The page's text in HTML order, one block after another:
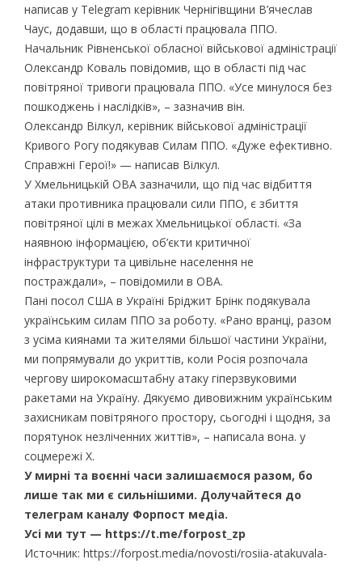
написав у Telegram керівник Чернігівщини В’ячеслав
Чаус, додавши, що в області працювала ППО.
Начальник Рівненської обласної військової адміністрації
Олександр Коваль повідомив, що в області під час
повітряної тривоги працювала ППО. «Усе минулося без
пошкоджень і наслідків», – зазначив він.
Олександр Вілкул, керівник військової адміністрації
Кривого Рогу подякував Силам ППО. «Дуже ефективно.
Справжні Герої!» — написав Вілкул.
У Хмельницькій ОВА зазначили, що під час відбиття
атаки противника працювали сили ППО, є збиття
повітряної цілі в межах Хмельницької області. «За
наявною інформацією, об’єкти критичної
інфраструктури та цивільне населення не
постраждали», – повідомили в ОВА.
Пані посол США в Україні Бріджит Брінк подякувала
українським силам ППО за роботу. «Рано вранці, разом
з усіма киянами та жителями більшої частини України,
ми попрямували до укриттів, коли Росія розпочала
чергову широкомасштабну атаку гіперзвуковими
ракетами на Україну. Дякуємо дивовижним українським
захисникам повітряного простору, сьогодні і щодня, за
порятунок незліченних життів», – написала вона. у
соцмережі X.
У мирні та воєнні часи залишаємося разом, бо
лише так ми є сильнішими. Долучайтеся до
телеграм каналу Форпост медіа.
Усі ми тут — https://t.me/forpost_zp
Источник: https://forpost.media/novosti/rosiia-atakuvala-